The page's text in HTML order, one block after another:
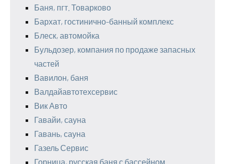
Баня, пгт. Товарково
Бархат, гостинично-банный комплекс
Блеск, автомойка
Бульдозер, компания по продаже запасных
частей
Вавилон, баня
Валдайавтотехсервис
Вик Авто
Гавайи, сауна
Гавань, сауна
Газель Сервис
Горница, русская баня с бассейном